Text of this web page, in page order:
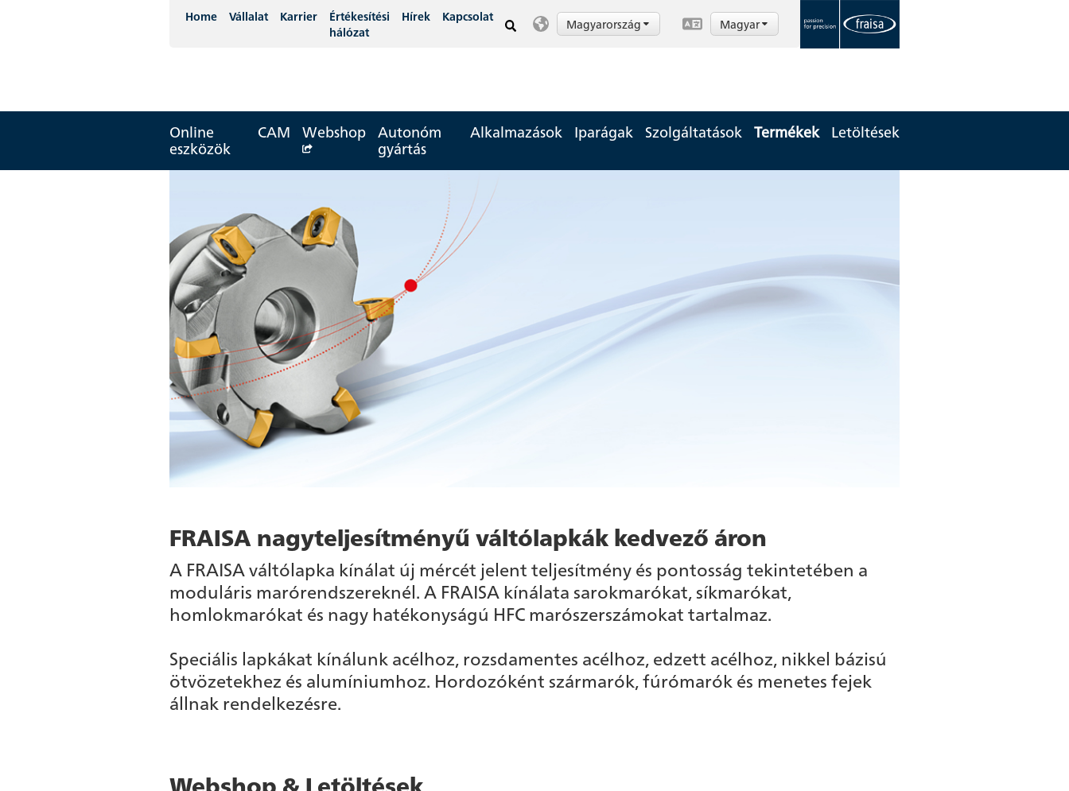
Home Vállalat Karrier
Értékesítési
hálózat
Hírek Kapcsolat Magyarország Magyar
Online
eszközök
CAM Webshop
Autonóm
gyártás
Alkalmazások Iparágak Szolgáltatások Termékek Letöltések
FRAISA nagyteljesítményű váltólapkák kedvező áron
A FRAISA váltólapka kínálat új mércét jelent teljesítmény és pontosság tekintetében a
moduláris marórendszereknél. A FRAISA kínálata sarokmarókat, síkmarókat,
homlokmarókat és nagy hatékonyságú HFC marószerszámokat tartalmaz.
Speciális lapkákat kínálunk acélhoz, rozsdamentes acélhoz, edzett acélhoz, nikkel bázisú
ötvözetekhez és alumíniumhoz. Hordozóként szármarók, fúrómarók és menetes fejek
állnak rendelkezésre.
Webshop & Letöltések